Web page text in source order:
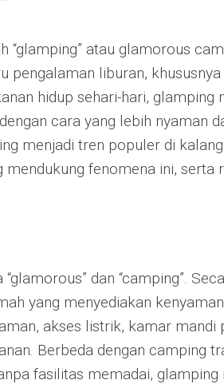
“glamping” atau glamorous
pengalaman liburan,
hidup sehari-hari, glamping
cara yang lebih nyaman
menjadi tren populer di
fenomena ini, serta
dan “camping”.
yang menyediakan
akses listrik, kamar mandi
Berbeda dengan camping
fasilitas memadai,